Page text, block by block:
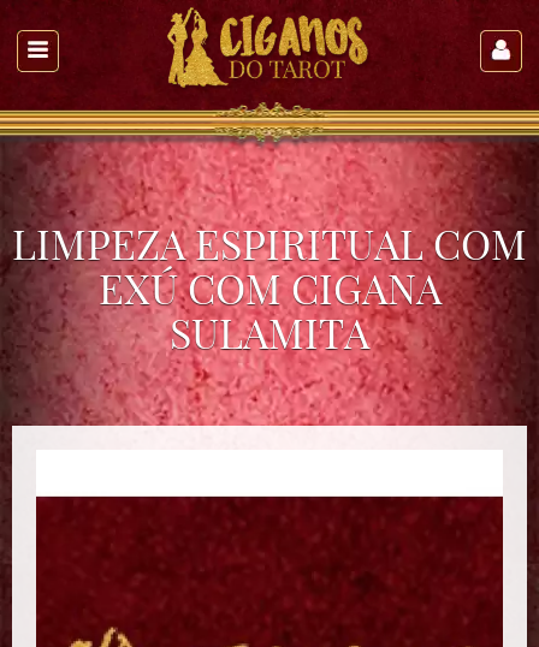
LIMPEZA ESPIRITUAL COM
EXÚ COM CIGANA
SULAMITA